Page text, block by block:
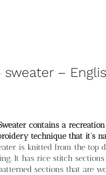
sweater –
contains a
technique that it’s
is knitted from the top
It has rice stitch
sections that are